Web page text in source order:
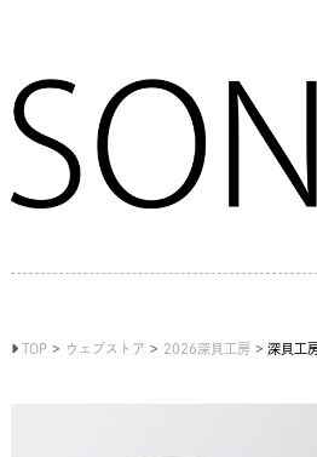
TOP ウェブストア 2026深貝工房 深貝工